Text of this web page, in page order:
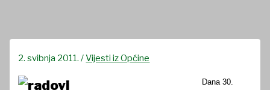
2. svibnja 2011./Vijesti iz Općine
Dana 30.